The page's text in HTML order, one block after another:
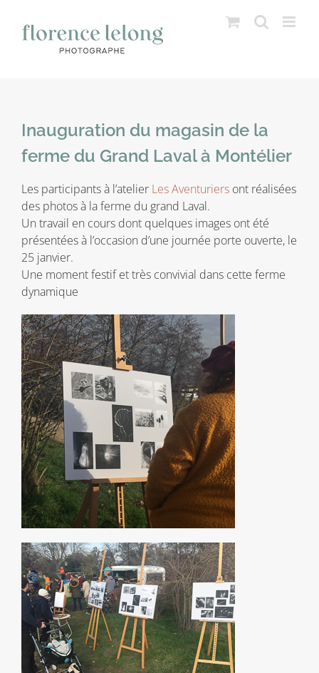
contenu
Inauguration du magasin de la
ferme du Grand Laval à Montélier
Les participants à l’atelier Les Aventuriersont réalisées
des photos à la ferme du grand Laval.
Un travail en cours dont quelques images ont été
présentées à l’occasion d’une journée porte ouverte, le
25 janvier.
Une moment festif et très convivial dans cette ferme
dynamique